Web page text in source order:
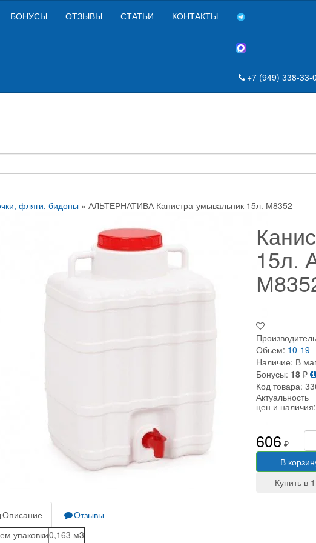
БОНУСЫ ОТЗЫВЫ СТАТЬИ КОНТАКТЫ
+7 (949) 338-33-
фляги, бидоны» АЛЬТЕРНАТИВА Канистра-умывальник 15л. М8352
15л.
Обьем: 10-19
Наличие: В
Бонусы: 18 ₽
Код товара:
Актуальность
цен и наличия:
606 ₽
В
Описание
Отзывы
упаковки0,163 м3